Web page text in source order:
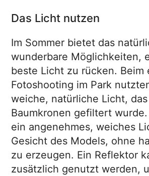
Das Licht nutzen
Im Sommer bietet das
wunderbare Möglichkeiten,
beste Licht zu rücken. Beim
Fotoshooting im Park
weiche, natürliche Licht,
Baumkronen gefiltert
ein angenehmes, weiches
Gesicht des Models, ohne
zu erzeugen. Ein Reflektor
zusätzlich genutzt werden,